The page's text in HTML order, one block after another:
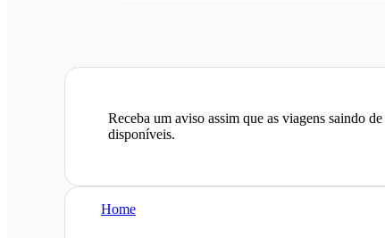
Receba um aviso assim que as viagens saindo de
disponíveis.
Home